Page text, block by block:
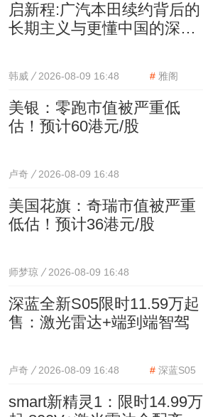
启新程:广汽本田续约背后的
长期主义与更懂中国的深度
韩威 2026-08-09 16:48 # 雅阁
美银：零跑市值被严重低
估！预计60港元/股
卢奇 2026-08-09 16:48
美国花旗：奇瑞市值被严重
低估！预计36港元/股
师梦琼 2026-08-09 16:48
深蓝全新S05限时11.59万起
售：激光雷达+端到端智驾
卢奇 2026-08-09 16:48 # 深蓝S05
smart新精灵1：限时14.99万